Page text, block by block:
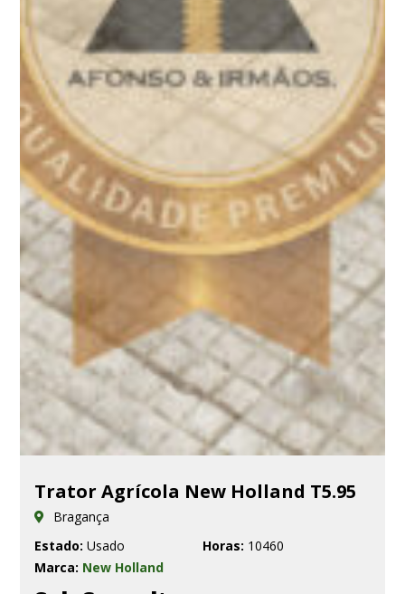
Trator Agrícola New Holland T5.95
Bragança
Estado: Usado Horas: 10460
Marca: New Holland